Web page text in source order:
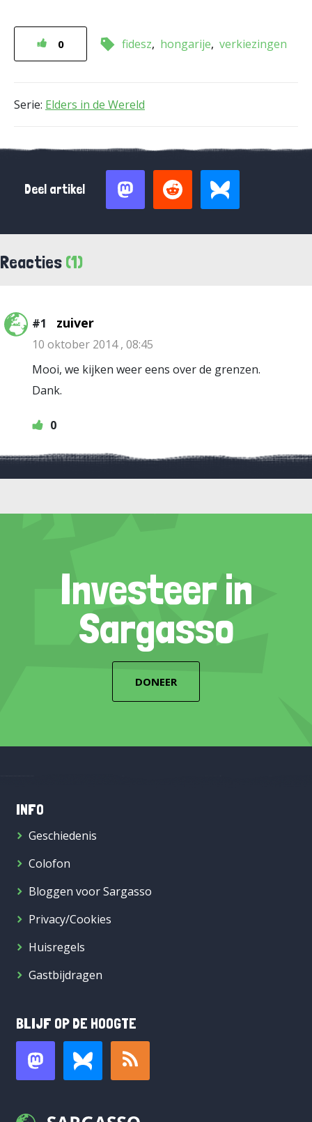
0 fidesz hongarije verkiezingen
Serie: Elders in de Wereld
Deel artikel
Reacties (1)
#1 zuiver
10 oktober 2014 , 08:45
Mooi, we kijken weer eens over de grenzen.
Dank.
0
Investeer in
Sargasso
DONEER
INFO
Geschiedenis
Colofon
Bloggen voor Sargasso
Privacy/Cookies
Huisregels
Gastbijdragen
BLIJF OP DE HOOGTE